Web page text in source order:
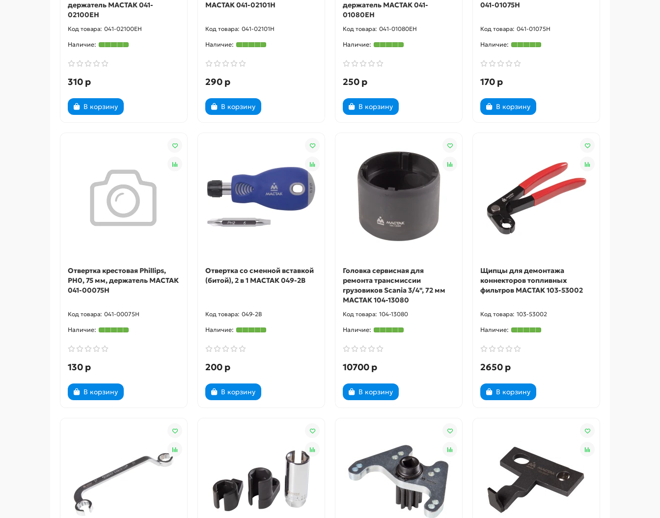
держатель МАСТАК 041-
02100EH
041-02100EH
310 р
В корзину
МАСТАК 041-02101H
041-02101H
290 р
В корзину
держатель МАСТАК 041-
01080EH
041-01080EH
250 р
В корзину
041-01075H
041-01075H
170 р
В корзину
Отвертка крестовая Phillips,
PH0, 75 мм, держатель МАСТАК
041-00075H
041-00075H
130 р
В корзину
Отвертка со сменной вставкой
(битой), 2 в 1 МАСТАК 049-2B
049-2B
200 р
В корзину
Головка сервисная для
ремонта трансмиссии
грузовиков Scania 3/4", 72 мм
МАСТАК 104-13080
104-13080
10700 р
В корзину
Щипцы для демонтажа
коннекторов топливных
фильтров МАСТАК 103-53002
103-53002
2650 р
В корзину